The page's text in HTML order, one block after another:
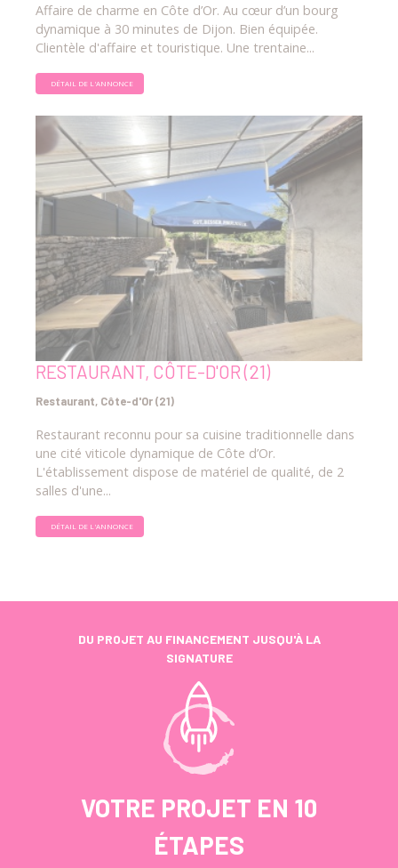
Affaire de charme en Côte d’Or. Au cœur d’un bourg
dynamique à 30 minutes de Dijon. Bien équipée.
Clientèle d'affaire et touristique. Une trentaine...
DÉTAIL DE L'ANNONCE
RESTAURANT, CÔTE-D'OR (21)
Restaurant, Côte-d'Or (21)
Restaurant reconnu pour sa cuisine traditionnelle dans
une cité viticole dynamique de Côte d’Or.
L'établissement dispose de matériel de qualité, de 2
salles d'une...
DÉTAIL DE L'ANNONCE
DU PROJET AU FINANCEMENT JUSQU'À LA
SIGNATURE
VOTRE PROJET EN 10
ÉTAPES